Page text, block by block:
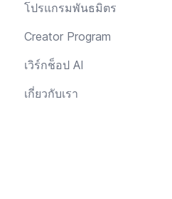
โปรแกรมพันธมิตร
Creator Program
เวิร์กช็อป AI
เกี่ยวกับเรา